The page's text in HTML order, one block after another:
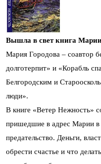
Вышла в свет книга
Мария Городова – соавтор
долготерпит» и «Корабль
Белгородским и
люди».
В книге «Ветер Нежность»
пришедшие в адрес Марии в
предательство. Деньги,
обрести счастье и что